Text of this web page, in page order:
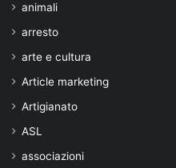
animali
arresto
arte e cultura
Article marketing
Artigianato
ASL
associazioni